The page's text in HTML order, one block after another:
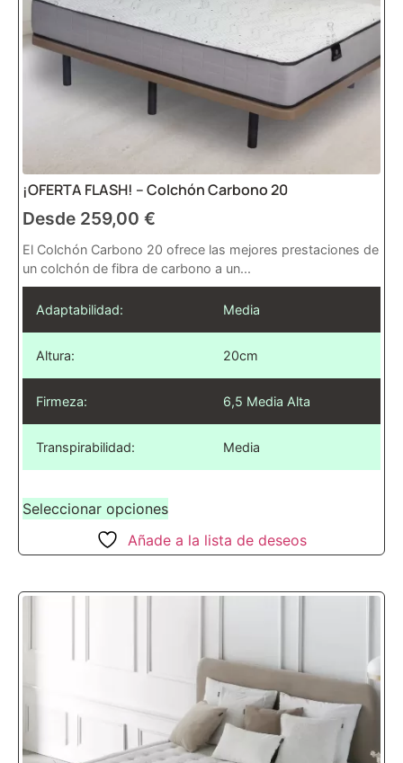
¡OFERTA FLASH! – Colchón Carbono 20
Desde 259,00 €
El Colchón Carbono 20 ofrece las mejores prestaciones de
un colchón de fibra de carbono a un...
Adaptabilidad: Media
Altura: 20cm
Firmeza: 6,5 Media Alta
Transpirabilidad: Media
Seleccionar opciones
Añade a la lista de deseos